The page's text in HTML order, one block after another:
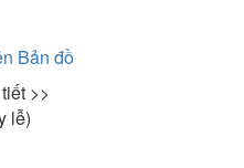
BÁT EUROKARA
HIỆN NAY
Bản đồ
>>
lễ)